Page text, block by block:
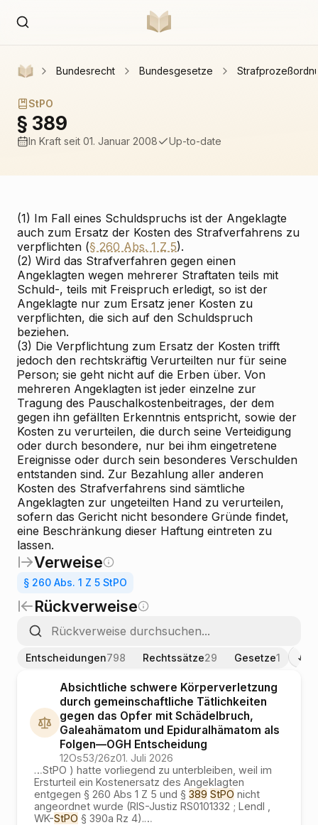
Bundesrecht Bundesgesetze
StPO
§ 389
In Kraft seit 01. Januar 2008 Up-to-date
(1) Im Fall eines Schuldspruchs ist der Angeklagte
auch zum Ersatz der Kosten des Strafverfahrens zu
verpflichten (§ 260 Abs. 1 Z 5).
(2) Wird das Strafverfahren gegen einen
Angeklagten wegen mehrerer Straftaten teils mit
Schuld-, teils mit Freispruch erledigt, so ist der
Angeklagte nur zum Ersatz jener Kosten zu
verpflichten, die sich auf den Schuldspruch
beziehen.
(3) Die Verpflichtung zum Ersatz der Kosten trifft
jedoch den rechtskräftig Verurteilten nur für seine
Person; sie geht nicht auf die Erben über. Von
mehreren Angeklagten ist jeder einzelne zur
Tragung des Pauschalkostenbeitrages, der dem
gegen ihn gefällten Erkenntnis entspricht, sowie der
Kosten zu verurteilen, die durch seine Verteidigung
oder durch besondere, nur bei ihm eingetretene
Ereignisse oder durch sein besonderes Verschulden
entstanden sind. Zur Bezahlung aller anderen
Kosten des Strafverfahrens sind sämtliche
Angeklagten zur ungeteilten Hand zu verurteilen,
sofern das Gericht nicht besondere Gründe findet,
eine Beschränkung dieser Haftung eintreten zu
lassen.
Verweise
§ 260 Abs. 1 Z 5 StPO
Rückverweise
Entscheidungen798 Rechtssätze29 Gesetze1
Absichtliche schwere Körperverletzung
durch gemeinschaftliche Tätlichkeiten
gegen das Opfer mit Schädelbruch,
Galeahämatom und Epiduralhämatom als
Folgen—OGH Entscheidung
12Os53/26z01. Juli 2026
…StPO ) hatte vorliegend zu unterbleiben, weil im
Ersturteil ein Kostenersatz des Angeklagten
entgegen § 260 Abs 1 Z 5 und § 389 StPO nicht
angeordnet wurde (RIS-Justiz RS0101332 ; Lendl ,
WK-StPO § 390a Rz 4).…